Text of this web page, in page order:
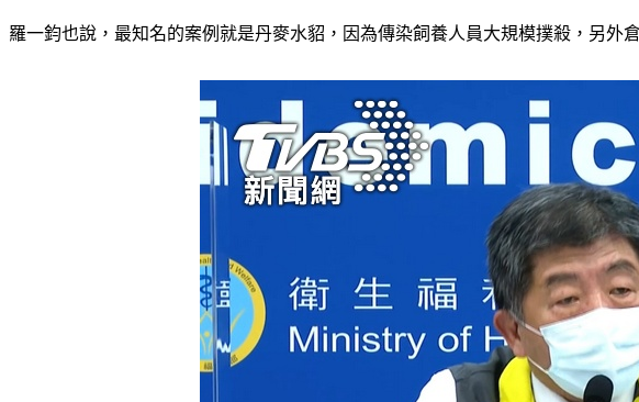
羅一鈞也說，最知名的案例就是丹麥水貂，因為傳染飼養人員大規模撲殺，另外